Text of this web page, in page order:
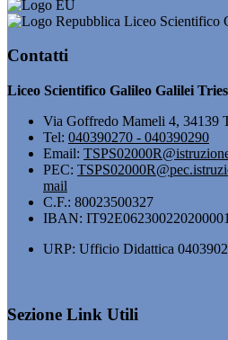
Liceo Scientifico
Contatti
Liceo Scientifico Galileo Galilei
Via Goffredo Mameli 4, 34139
Tel: 040390270 - 040390290
Email:
PEC:
mail
C.F.: 80023500327
IBAN:
URP: Ufficio Didattica
Sezione Link Utili